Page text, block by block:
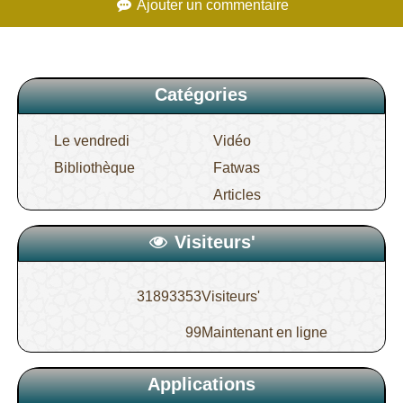
ablutions ?
13.Au cours des ablutions, peut-on
atteindre cette Sunnah qui est de répéter
le lavage d
14.Les caractéristiques de l’essuyage sur
le turban.
constamment ses ablutions ?
Ajouter un commentaire
Catégories
Vidéo
Le vendredi
Fatwas
Bibliothèque
Articles
Visiteurs'
Visiteurs'
31893353
Maintenant en ligne
99
Applications